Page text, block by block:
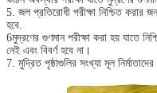
5. জল প্রতিরোধী পরীক্ষা নিশ্চিত করার
হবে.
6মুদ্রণের গুণমান পরীক্ষা করা হয় যাতে
নেই এবং বিবর্ণ হবে না।
7. মুদ্রিত পৃষ্ঠাগুলির সংখ্যা মূল